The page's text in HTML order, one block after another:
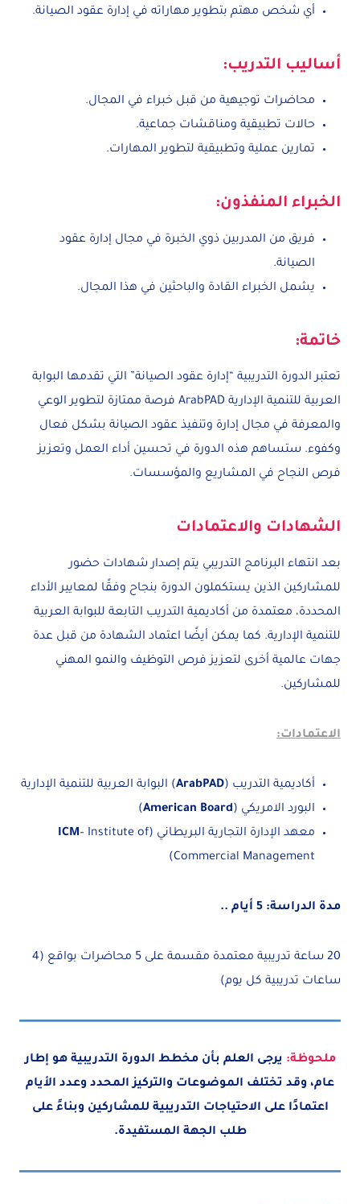
أي شخص مهتم بتطوير مهاراته في إدارة عقود الصيانة.
أساليب التدريب:
محاضرات توجيهية من قبل خبراء في المجال.
حالات تطبيقية ومناقشات جماعية.
تمارين عملية وتطبيقية لتطوير المهارات.
الخبراء المنفذون:
فريق من المدربين ذوي الخبرة في مجال إدارة عقود
الصيانة.
يشمل الخبراء القادة والباحثين في هذا المجال.
خاتمة:
تعتبر الدورة التدريبية “إدارة عقود الصيانة” التي تقدمها البوابة
العربية للتنمية الإدارية ArabPAD فرصة ممتازة لتطوير الوعي
والمعرفة في مجال إدارة وتنفيذ عقود الصيانة بشكل فعال
وكفوء. ستساهم هذه الدورة في تحسين أداء العمل وتعزيز
فرص النجاح في المشاريع والمؤسسات.
الشهادات والاعتمادات
بعد انتهاء البرنامج التدريبي يتم إصدار شهادات حضور
للمشاركين الذين يستكملون الدورة بنجاح وفقًا لمعايير الأداء
المحددة، معتمدة من أكاديمية التدريب التابعة للبوابة العربية
للتنمية الإدارية. كما يمكن أيضًا اعتماد الشهادة من قبل عدة
جهات عالمية أخرى لتعزيز فرص التوظيف والنمو المهني
للمشاركين.
الاعتمادات:
أكاديمية التدريب (ArabPAD) البوابة العربية للتنمية الإدارية
البورد الامريكي (American Board
)
معهد الإدارة التجارية البريطاني (
ICM– Institute of
Commercial Management)
مدة الدراسة: 5 أيام ..
20 ساعة تدريبية معتمدة مقسمة على 5 محاضرات بواقع (4
ساعات تدريبية كل يوم)
ملحوظة: يرجى العلم بأن مخطط الدورة التدريبية هو إطار
عام، وقد تختلف الموضوعات والتركيز المحدد وعدد الأيام
اعتمادًا على الاحتياجات التدريبية للمشاركين وبناءً على
طلب الجهة المستفيدة.